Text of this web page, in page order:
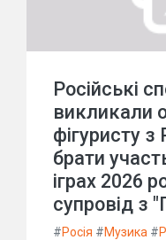
Російські
викликали
фігуристу з
брати
іграх 2026
супровід з
#Росія #Музика #